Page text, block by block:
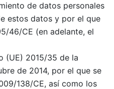
de datos personales
estos datos y por el que
46/CE (en adelante, el
(UE) 2015/35 de la
de 2014, por el que se
138/CE, así como los